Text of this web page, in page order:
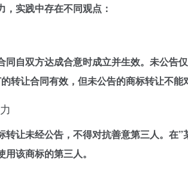
实践中存在不同观点：
自双方达成合意时成立并生效。未公
转让合同有效，但未公告的商标转让不能
让未经公告，不得对抗善意第三人。
该商标的第三人。